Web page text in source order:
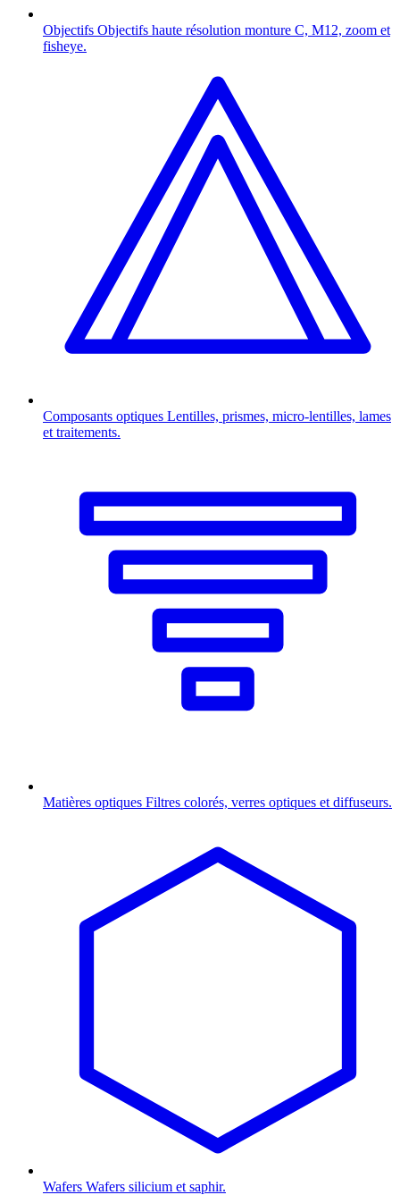
Objectifs Objectifs haute résolution monture C, M12, zoom et
fisheye.
Composants optiques Lentilles, prismes, micro-lentilles, lames
et traitements.
Matières optiques Filtres colorés, verres optiques et diffuseurs.
Wafers Wafers silicium et saphir.